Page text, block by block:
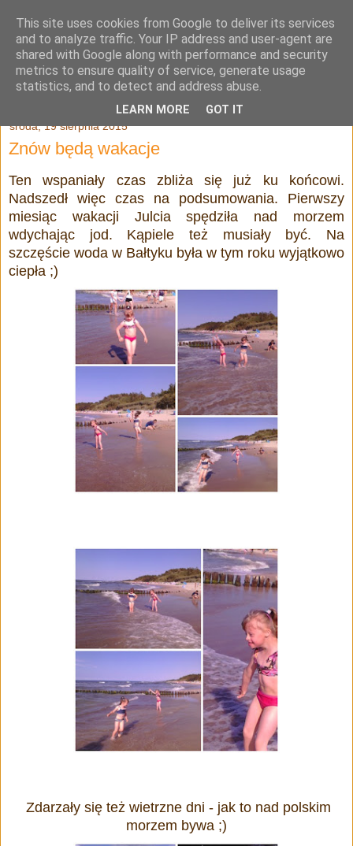
Julia Adamowska
środa, 19 sierpnia 2015
Znów będą wakacje
Ten wspaniały czas zbliża się już ku końcowi.
Nadszedł więc czas na podsumowania. Pierwszy
miesiąc wakacji Julcia spędziła nad morzem
wdychając jod. Kąpiele też musiały być. Na
szczęście woda w Bałtyku była w tym roku wyjątkowo
ciepła ;)
Zdarzały się też wietrzne dni - jak to nad polskim
morzem bywa ;)
This site uses cookies from Google to deliver its services
and to analyze traffic. Your IP address and user-agent are
shared with Google along with performance and security
metrics to ensure quality of service, generate usage
statistics, and to detect and address abuse.
LEARN MORE GOT IT